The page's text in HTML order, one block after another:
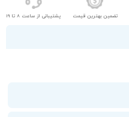
تضمین بهترین قیمت پشتیبانی از ساعت 8 تا 19